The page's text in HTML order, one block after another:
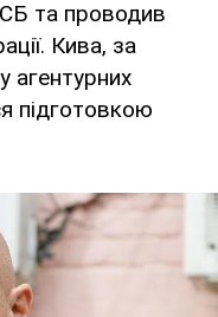
та проводив
Кива, за
агентурних
підготовкою